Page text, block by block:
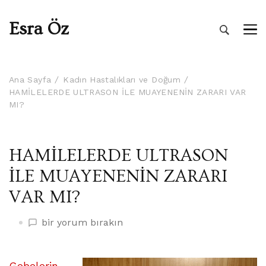
Esra Öz
Ana Sayfa
Kadın Hastalıkları ve Doğum
HAMİLELERDE ULTRASON İLE MUAYENENİN ZARARI VAR
MI?
HAMİLELERDE ULTRASON
İLE MUAYENENİN ZARARI
VAR MI?
HAMİLELERDE
bir yorum bırakın